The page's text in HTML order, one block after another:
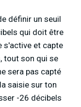
définir un seuil
qui doit être
s'active et capte
tout son qui se
sera pas capté
saisie sur ton
-26 décibels